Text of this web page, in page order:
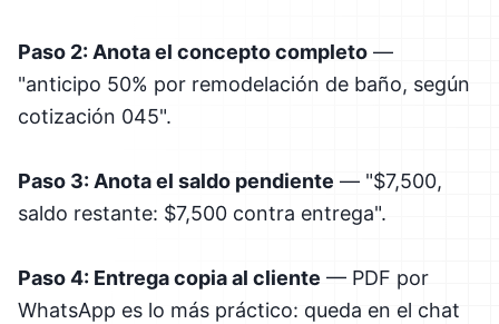
Paso 2: Anota el concepto completo —
"anticipo 50% por remodelación de baño, según
cotización 045".
Paso 3: Anota el saldo pendiente — "$7,500,
saldo restante: $7,500 contra entrega".
Paso 4: Entrega copia al cliente — PDF por
WhatsApp es lo más práctico: queda en el chat